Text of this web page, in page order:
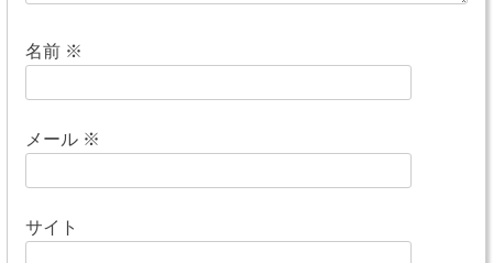
名前 ※
メール ※
サイト